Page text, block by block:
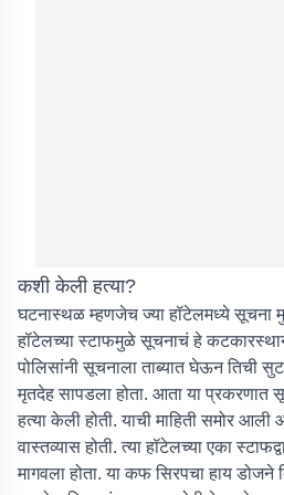
कशी केली हत्या?
घटनास्थळ म्हणजेच ज्या हॉटेलमध्ये सूचना
हॉटेलच्या स्टाफमुळे सूचनाचं हे
पोलिसांनी सूचनाला ताब्यात घेऊन तिची
मृतदेह सापडला होता. आता या प्रकरणात
हत्या केली होती. याची माहिती समोर
वास्तव्यास होती. त्या हॉटेलच्या एका
मागवला होता. या कफ सिरपचा हाय डोजने